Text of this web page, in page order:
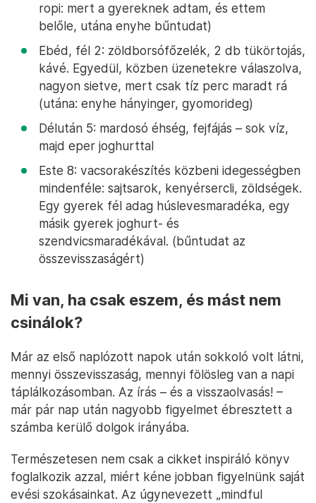
ropi: mert a gyereknek adtam, és ettem
belőle, utána enyhe bűntudat)
Ebéd, fél 2: zöldborsófőzelék, 2 db tükörtojás,
kávé. Egyedül, közben üzenetekre válaszolva,
nagyon sietve, mert csak tíz perc maradt rá
(utána: enyhe hányinger, gyomorideg)
Délután 5: mardosó éhség, fejfájás – sok víz,
majd eper joghurttal
Este 8: vacsorakészítés közbeni idegességben
mindenféle: sajtsarok, kenyérsercli, zöldségek.
Egy gyerek fél adag húslevesmaradéka, egy
másik gyerek joghurt- és
szendvicsmaradékával. (bűntudat az
összevisszaságért)
Mi van, ha csak eszem, és mást nem
csinálok?
Már az első naplózott napok után sokkoló volt látni,
mennyi összevisszaság, mennyi fölösleg van a napi
táplálkozásomban. Az írás – és a visszaolvasás! –
már pár nap után nagyobb figyelmet ébresztett a
számba kerülő dolgok irányába.
Természetesen nem csak a cikket inspiráló könyv
foglalkozik azzal, miért kéne jobban figyelnünk saját
evési szokásainkat. Az úgynevezett „mindful